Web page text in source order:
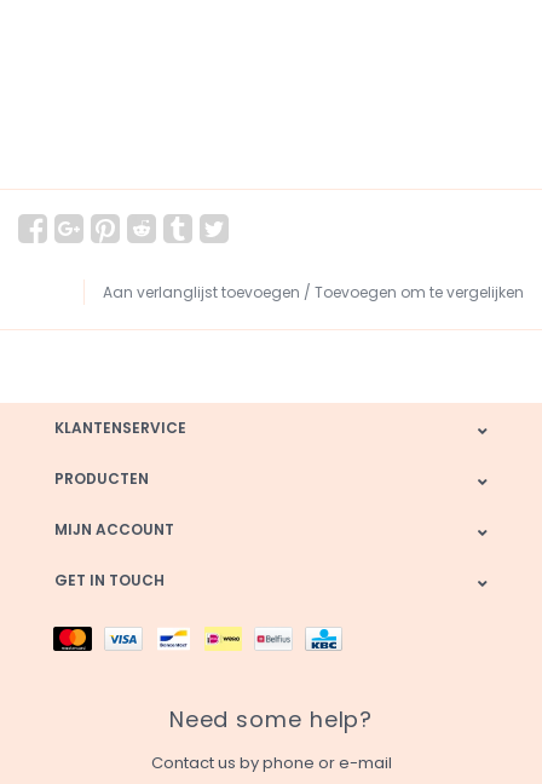
Aan verlanglijst toevoegen / Toevoegen om te vergelijken
KLANTENSERVICE
PRODUCTEN
MIJN ACCOUNT
GET IN TOUCH
Need some help?
Contact us by phone or e-mail